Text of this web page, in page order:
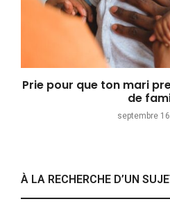
Prie pour que ton mari
de
septembre
À LA RECHERCHE D’UN